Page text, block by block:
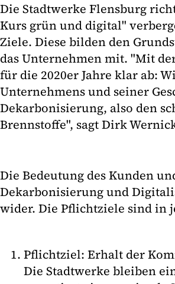
Die Stadtwerke Flensburg
Kurs grün und digital"
Ziele. Diese bilden den
das Unternehmen mit. "Mit
für die 2020er Jahre klar ab:
Unternehmens und seiner
Dekarbonisierung, also den
Brennstoffe", sagt Dirk
Die Bedeutung des Kunden
Dekarbonisierung und
wider. Die Pflichtziele sind in
Pflichtziel: Erhalt der
Die Stadtwerke bleiben